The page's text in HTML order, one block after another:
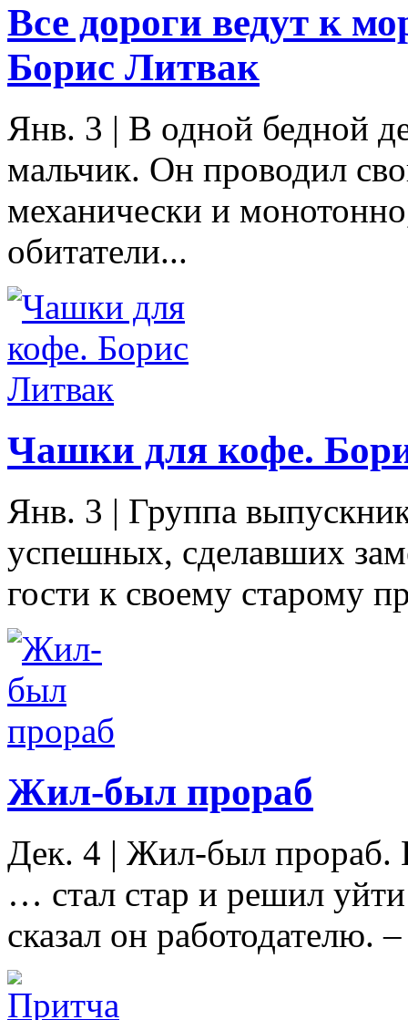
Все дороги ведут к
Борис Литвак
Янв. 3 | В одной бедной
мальчик. Он проводил
механически и
обитатели...
Чашки для кофе.
Янв. 3 | Группа
успешных, сделавших
гости к своему старому
Жил-был прораб
Дек. 4 | Жил-был прораб.
… стал стар и решил
сказал он работодателю.